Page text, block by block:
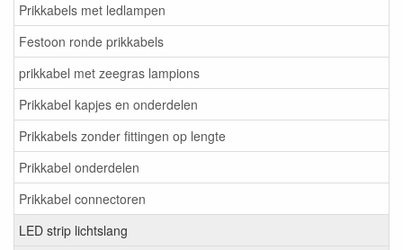
Prikkabels met ledlampen
Festoon ronde prikkabels
prikkabel met zeegras lampions
Prikkabel kapjes en onderdelen
Prikkabels zonder fittingen op lengte
Prikkabel onderdelen
Prikkabel connectoren
LED strip lichtslang